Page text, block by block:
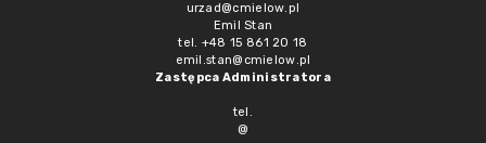
urzad@cmielow.pl
Emil Stan
tel. +48 15 861 20 18
emil.stan@cmielow.pl
Zastępca Administratora
tel.
@